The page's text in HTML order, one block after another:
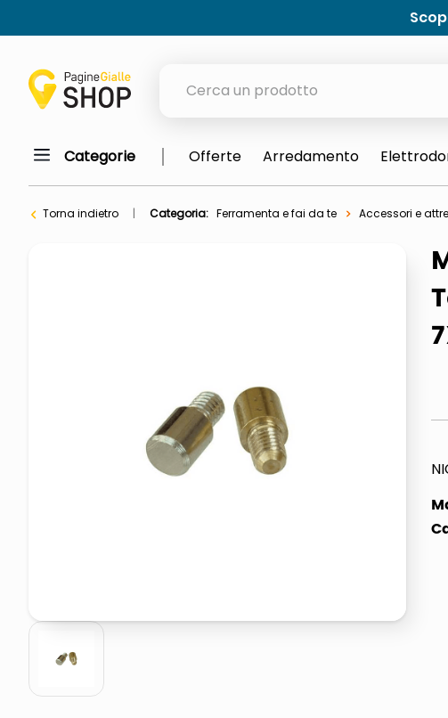
meme
pattumiera raccolta differenziata
elenco telefonico
asciuga capelli spazzola
Categorie Offerte Arredamento
Torna indietro Categoria: Ferramenta e fai da te Accessori e